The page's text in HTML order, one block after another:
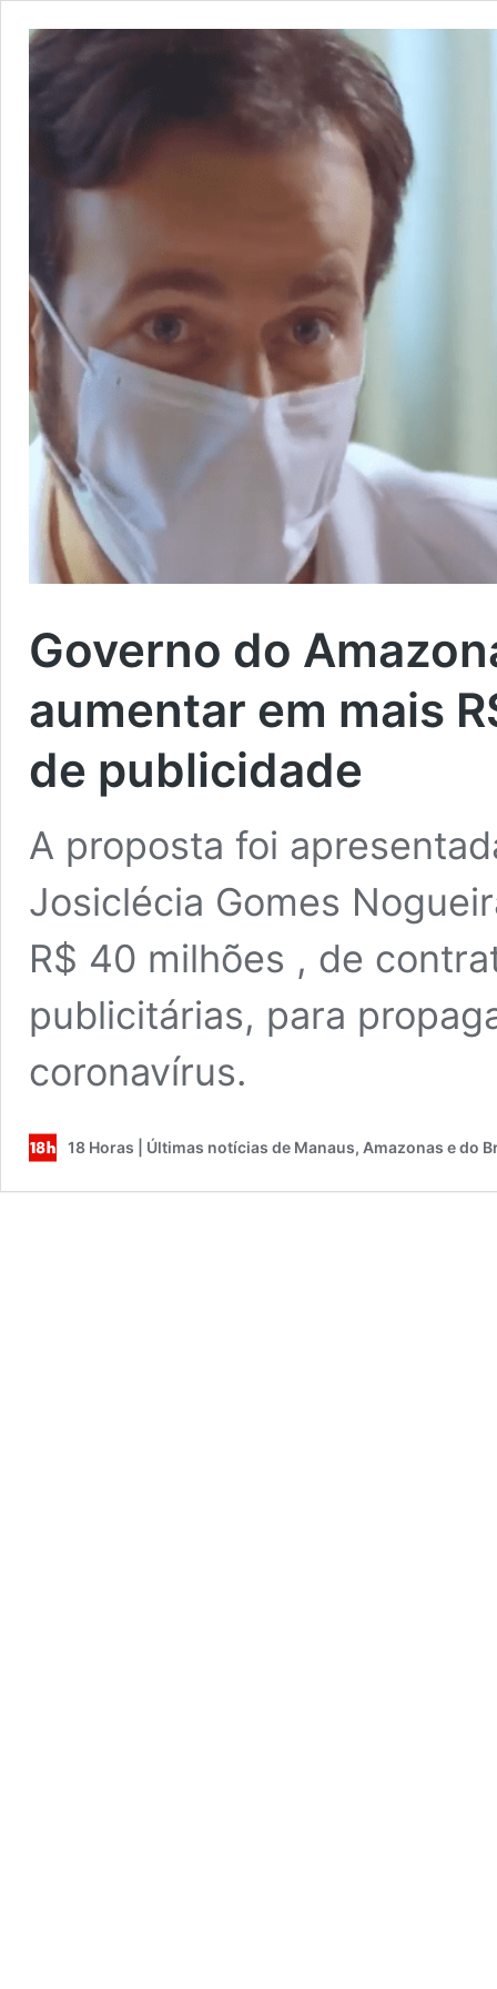
Governo do
aumentar em mais
de publicidade
A proposta foi
Josiclécia Gomes
R$ 40 milhões , de
publicitárias, para
coronavírus.
18 Horas | Últimas notícias de Manaus, Amazonas e do